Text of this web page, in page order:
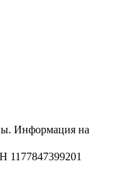
Информация на